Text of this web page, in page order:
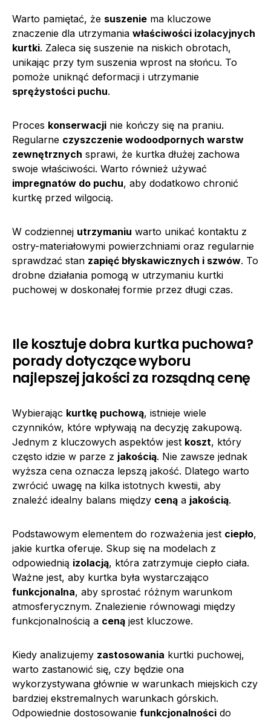
Warto pamiętać, że suszenie ma kluczowe
znaczenie dla utrzymania właściwości izolacyjnych
kurtki. Zaleca się suszenie na niskich obrotach,
unikając przy tym suszenia wprost na słońcu. To
pomoże uniknąć deformacji i utrzymanie
sprężystości puchu.
Proces konserwacji nie kończy się na praniu.
Regularne czyszczenie wodoodpornych warstw
zewnętrznych sprawi, że kurtka dłużej zachowa
swoje właściwości. Warto również używać
impregnatów do puchu, aby dodatkowo chronić
kurtkę przed wilgocią.
W codziennej utrzymaniu warto unikać kontaktu z
ostry-materiałowymi powierzchniami oraz regularnie
sprawdzać stan zapięć błyskawicznych i szwów. To
drobne działania pomogą w utrzymaniu kurtki
puchowej w doskonałej formie przez długi czas.
Ile kosztuje dobra kurtka puchowa?
porady dotyczące wyboru
najlepszej jakości za rozsądną cenę
Wybierając kurtkę puchową, istnieje wiele
czynników, które wpływają na decyzję zakupową.
Jednym z kluczowych aspektów jest koszt, który
często idzie w parze z jakością. Nie zawsze jednak
wyższa cena oznacza lepszą jakość. Dlatego warto
zwrócić uwagę na kilka istotnych kwestii, aby
znaleźć idealny balans między ceną a jakością.
Podstawowym elementem do rozważenia jest ciepło,
jakie kurtka oferuje. Skup się na modelach z
odpowiednią izolacją, która zatrzymuje ciepło ciała.
Ważne jest, aby kurtka była wystarczająco
funkcjonalna, aby sprostać różnym warunkom
atmosferycznym. Znalezienie równowagi między
funkcjonalnością a ceną jest kluczowe.
Kiedy analizujemy zastosowania kurtki puchowej,
warto zastanowić się, czy będzie ona
wykorzystywana głównie w warunkach miejskich czy
bardziej ekstremalnych warunkach górskich.
Odpowiednie dostosowanie funkcjonalności do